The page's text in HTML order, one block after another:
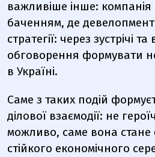
важливіше інше:
баченням, де
стратегії: через зустрічі та
обговорення формувати
в Україні.
Саме з таких подій
ділової взаємодії: не
можливо, саме вона
стійкого економічного